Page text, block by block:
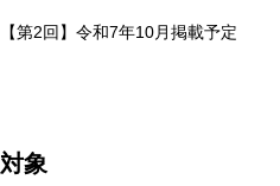
【第2回】令和7年10月掲載予定
対象